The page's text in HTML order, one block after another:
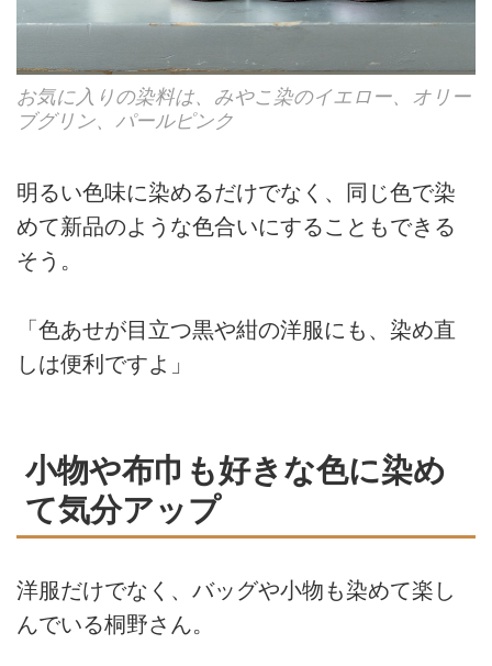
お気に入りの染料は、みやこ染のイエロー、オリー
ブグリン、パールピンク
明るい色味に染めるだけでなく、同じ色で染
めて新品のような色合いにすることもできる
そう。
「色あせが目立つ黒や紺の洋服にも、染め直
しは便利ですよ」
小物や布巾も好きな色に染め
て気分アップ
洋服だけでなく、バッグや小物も染めて楽し
んでいる桐野さん。